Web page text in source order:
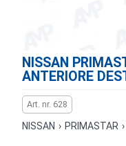
NISSAN
ANTERIORE
Art. nr. 628
NISSAN › PRIMASTAR ›